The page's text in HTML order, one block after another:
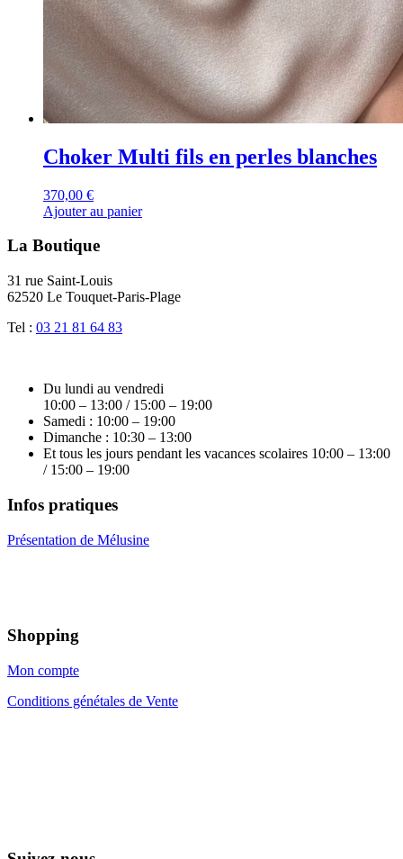
Choker Multi fils en perles blanches
370,00 €
Ajouter au panier
La Boutique
31 rue Saint-Louis
62520 Le Touquet-Paris-Plage
Tel : 03 21 81 64 83
Du lundi au vendredi
10:00 – 13:00 / 15:00 – 19:00
Samedi : 10:00 – 19:00
Dimanche : 10:30 – 13:00
Et tous les jours pendant les vacances scolaires 10:00 – 13:00
/ 15:00 – 19:00
Infos pratiques
Présentation de Mélusine
Shopping
Mon compte
Conditions génétales de Vente